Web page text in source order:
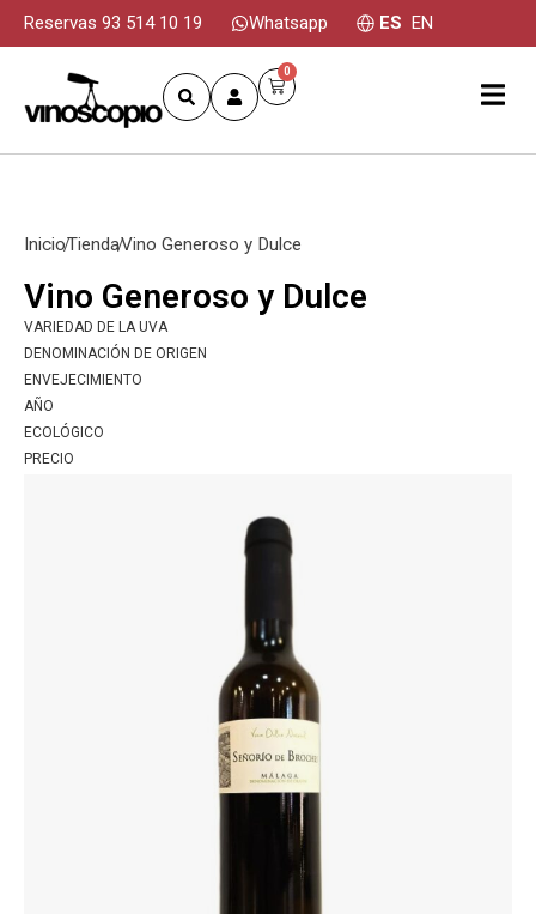
Reservas 93 514 10 19 Whatsapp ES EN
0
InicioTiendaVino Generoso y Dulce
Vino Generoso y Dulce
VARIEDAD DE LA UVA
DENOMINACIÓN DE ORIGEN
ENVEJECIMIENTO
AÑO
ECOLÓGICO
PRECIO